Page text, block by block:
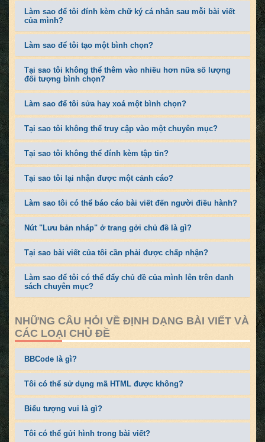
Làm sao để tôi đính kèm chữ ký cá nhân sau mỗi bài viết
của mình?
Làm sao để tôi tạo một bình chọn?
Tại sao tôi không thể thêm vào nhiều hơn nữa số lượng
đối tượng bình chọn?
Làm sao để tôi sửa hay xoá một bình chọn?
Tại sao tôi không thể truy cập vào một chuyên mục?
Tại sao tôi không thể đính kèm tập tin?
Tại sao tôi lại nhận được một cảnh cáo?
Làm sao tôi có thể báo cáo bài viết đến người điều hành?
Nút "Lưu bản nháp" ở trang gởi chủ đề là gì?
Tại sao bài viết của tôi cần phải được chấp nhận?
Làm sao để tôi có thể đẩy chủ đề của mình lên trên danh
sách chuyên mục?
NHỮNG CÂU HỎI VỀ ĐỊNH DẠNG BÀI VIẾT VÀ
CÁC LOẠI CHỦ ĐỀ
BBCode là gì?
Tôi có thể sử dụng mã HTML được không?
Biểu tượng vui là gì?
Tôi có thể gửi hình trong bài viết?